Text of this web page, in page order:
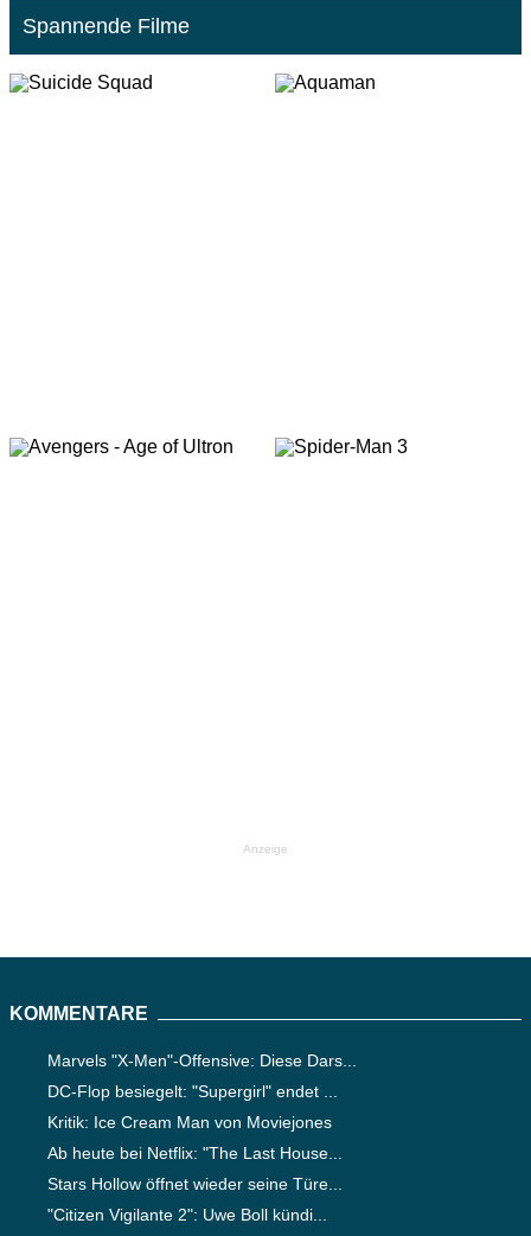
Spannende Filme
Anzeige
KOMMENTARE
Marvels "X-Men"-Offensive: Diese Dars...
DC-Flop besiegelt: "Supergirl" endet ...
Kritik: Ice Cream Man von Moviejones
Ab heute bei Netflix: "The Last House...
Stars Hollow öffnet wieder seine Türe...
"Citizen Vigilante 2": Uwe Boll kündi...